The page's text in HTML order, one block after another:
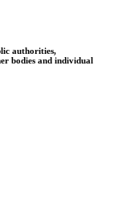
authorities,
bodies and individual